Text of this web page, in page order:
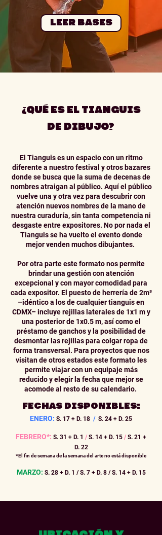
LEER BASES
¿QUÉ ES EL TIANGUIS
DE DIBUJO?
El Tianguis es un espacio con un ritmo
diferente a nuestro festival y otros bazares
donde se busca que la suma de decenas de
nombres atraigan al público. Aquí el público
vuelve una y otra vez para descubrir con
atención nuevos nombres de la mano de
nuestra curaduría, sin tanta competencia ni
desgaste entre expositores. No por nada el
Tianguis se ha vuelto el evento donde
mejor venden muchos dibujantes.
Por otra parte este formato nos permite
brindar una gestión con atención
excepcional y con mayor comodidad para
cada expositor. El puesto de herrería de 2m³
–idéntico a los de cualquier tianguis en
CDMX– incluye rejillas laterales de 1x1 m y
una posterior de 1x0.5 m, así como el
préstamo de ganchos y la posibilidad de
desmontar las rejillas para colgar ropa de
forma transversal. Para proyectos que nos
visitan de otros estados este formato les
permite viajar con un equipaje más
reducido y elegir la fecha que mejor se
acomode al resto de su calendario.
FECHAS DISPONIBLES:
ENERO: S. 17 + D. 18 /S. 24 + D. 25
FEBRERO*: S. 31 + D. 1 / S. 14 + D. 15 / S. 21 +
D. 22
*El fin de semana de la semana del arte no está disponible
MARZO: S. 28 + D. 1 / S. 7 + D. 8 / S. 14 + D. 15